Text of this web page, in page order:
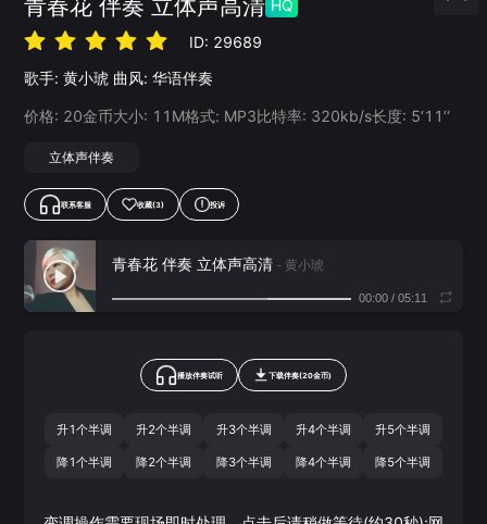
青春花 伴奏 立体声高清 HQ
ID: 29689
歌手: 黄小琥 曲风: 华语伴奏
价格: 20金币大小: 11 M格式: MP3比特率: 320kb/s长度: 5‘11’‘
立体声伴奏
联系客服 收藏(3) 投诉
青春花 伴奏 立体声高清 - 黄小琥
00:00/ 05:11
播放伴奏试听 下载伴奏(20金币)
升1个半调 升2个半调 升3个半调 升4个半调 升5个半调
降1个半调 降2个半调 降3个半调 降4个半调 降5个半调